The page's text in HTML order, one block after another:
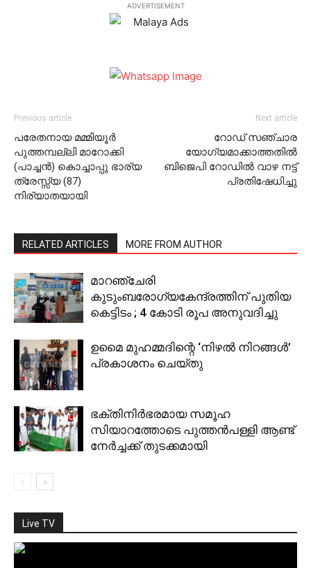
ADVERTISEMENT
Previous article
പരേതനായ മമ്മിയൂര്‍
പുത്തമ്പല്ലി മാറോക്കി
(പാച്ചന്‍) കൊച്ചാപ്പു ഭാര്യ
ത്രേസ്സ്യ (87)
നിര്യാതയായി
Next article
റോഡ് സഞ്ചാര
യോഗ്യമാക്കാത്തതില്‍
ബിജെപി റോഡില്‍ വാഴ നട്ട്
പ്രതിഷേധിച്ചു
RELATED ARTICLES MORE FROM AUTHOR
മാറഞ്ചേരി
കുടുംബരോഗ്യകേന്ദ്രത്തിന് പുതിയ
കെട്ടിടം ; 4 കോടി രൂപ അനുവദിച്ചു
ഉമൈ മുഹമ്മദിന്റെ ‘നിഴല്‍ നിറങ്ങള്‍’
പ്രകാശനം ചെയ്തു
ഭക്തിനിര്‍ഭരമായ സമൂഹ
സിയാറത്തോടെ പുത്തന്‍പള്ളി ആണ്ട്
നേര്‍ച്ചക്ക് തുടക്കമായി
Live TV